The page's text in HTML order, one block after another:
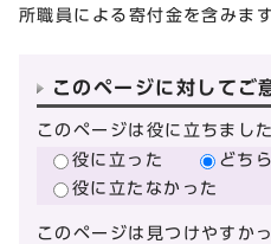
所職員による寄付金を含みます
このページに対してご
このページは役に立ちまし
役に立った
どち
役に立たなかった
このページは見つけやすか